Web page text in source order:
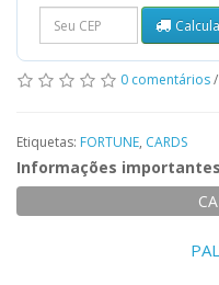
0 comentários/
Etiquetas: FORTUNE, CARDS
Informações